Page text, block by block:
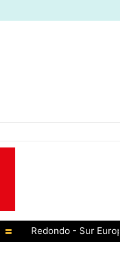
Redondo - Sur Europa